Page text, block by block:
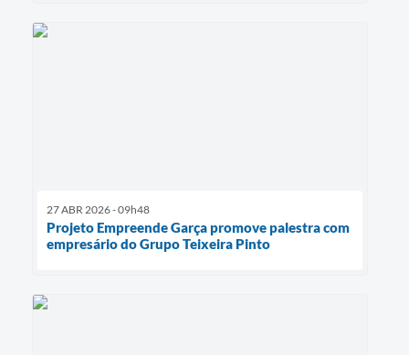
27 ABR 2026 - 09h48
Projeto Empreende Garça promove palestra com
empresário do Grupo Teixeira Pinto